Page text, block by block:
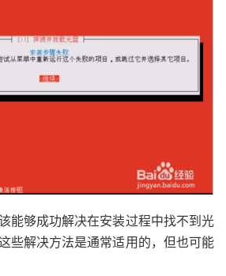
能够成功解决在安装过程中找不到光
些解决方法是通常适用的，但也可能